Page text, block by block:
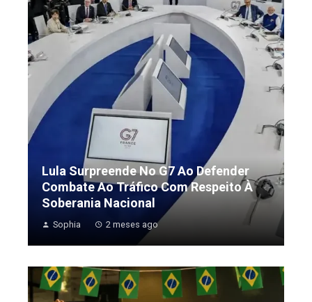
Lula Surpreende No G7 Ao Defender
Combate Ao Tráfico Com Respeito À
Soberania Nacional
Sophia 2 meses ago